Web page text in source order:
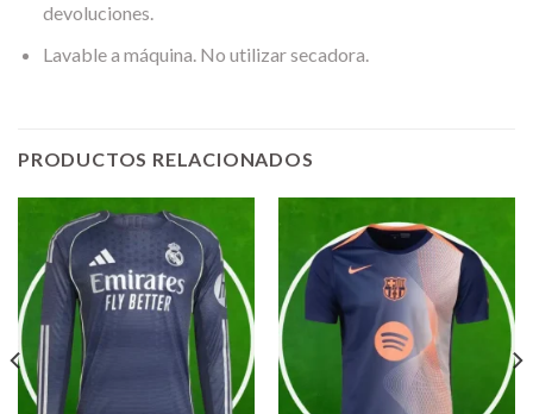
devoluciones.
Lavable a máquina. No utilizar secadora.
PRODUCTOS RELACIONADOS